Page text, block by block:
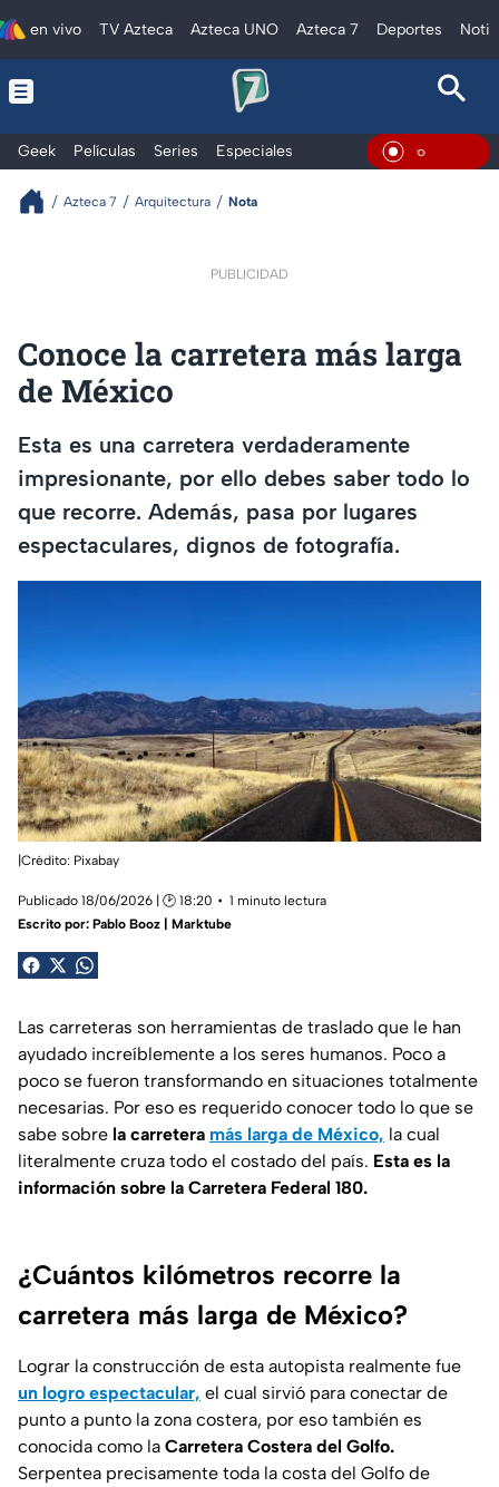
en vivo TV Azteca Azteca UNO Azteca 7 Deportes
Geek Películas Series Especiales En Vivo
Azteca 7 Arquitectura Nota
PUBLICIDAD
Conoce la carretera más larga
de México
Esta es una carretera verdaderamente
impresionante, por ello debes saber todo lo
que recorre. Además, pasa por lugares
espectaculares, dignos de fotografía.
|Crédito: Pixabay
Publicado 18/06/2026 | 🕑 18:20
1 minuto lectura
Escrito por: Pablo Booz | Marktube
Las carreteras son herramientas de traslado que le han
ayudado increíblemente a los seres humanos. Poco a
poco se fueron transformando en situaciones totalmente
necesarias. Por eso es requerido conocer todo lo que se
sabe sobre la carretera más larga de México, la cual
literalmente cruza todo el costado del país. Esta es la
información sobre la Carretera Federal 180.
¿Cuántos kilómetros recorre la
carretera más larga de México?
Lograr la construcción de esta autopista realmente fue
un logro espectacular, el cual sirvió para conectar de
punto a punto la zona costera, por eso también es
conocida como la Carretera Costera del Golfo.
Serpentea precisamente toda la costa del Golfo de